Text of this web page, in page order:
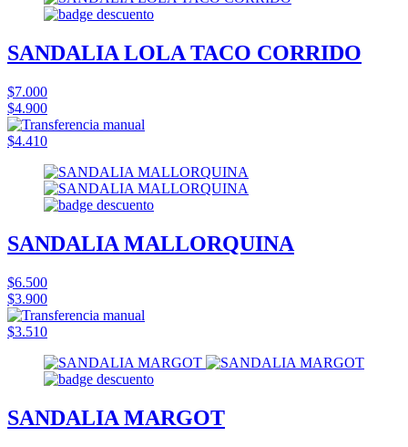
SANDALIA LOLA TACO CORRIDO
$7.000
$4.900
$4.410
SANDALIA MALLORQUINA
$6.500
$3.900
$3.510
SANDALIA MARGOT